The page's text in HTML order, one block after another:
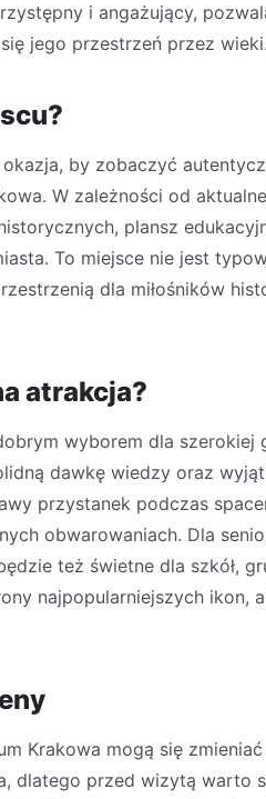
i angażujący,
jego przestrzeń przez wieki.
by zobaczyć
W zależności od
plansz
To miejsce nie jest
dla miłośników
atrakcja?
wyborem dla
dawkę wiedzy oraz
przystanek podczas
obwarowaniach. Dla
też świetne dla szkół,
najpopularniejszych ikon,
Krakowa mogą się
dlatego przed wizytą warto